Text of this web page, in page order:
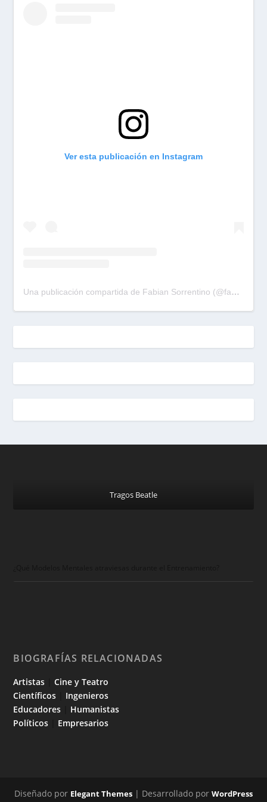
Ver esta publicación en Instagram
Una publicación compartida de Fabian Sorrentino (@fabiansonria)
Tragos Beatle
BIOGRAFÍAS RELACIONADAS
Artistas |Cine y Teatro
Científicos
Ingenieros
Educadores
Humanistas
Políticos
Empresarios
Diseñado por Elegant Themes | Desarrollado por WordPress